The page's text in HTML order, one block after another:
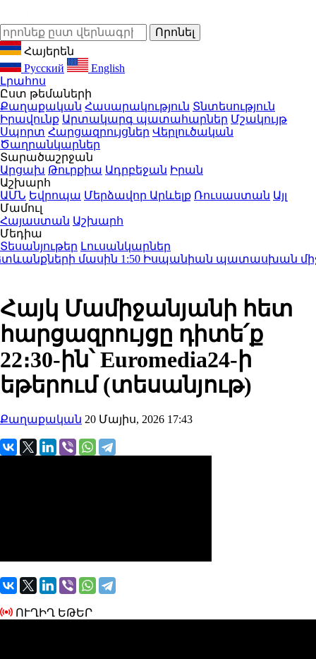
Հայերեն
Русский
English
Լրահոս
Ըստ թեմաների
Քաղաքական Հասարակություն Տնտեսություն
Իրավունք Արտակարգ պատահարներ Մշակույթ
Սպորտ Հարցազրույցներ Վերլուծական
Ծաղրանկարներ
Տարածաշրջան
Արցախ Թուրքիա Ադրբեջան Իրան
Աշխարհ
ԱՄՆ Եվրոպա Մերձավոր Արևելք Ռուսաստան Այլ
Մամուլ
Հայաստան Աշխարհ
Մեդիա
Տեսանյութեր Լուսանկարներ
մասին1:50 Իսպանիան պատասխան
Հայկ Մամիջանյանի հետ
հարցազրույցը դիտե՛ք
22։30-ին՝ Euromedia24-ի
եթերում (տեսանյութ)
Քաղաքական 20 Մայիս, 2026 17:43
ՈՒՂԻՂ ԵԹԵՐ